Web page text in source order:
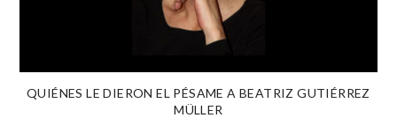
QUIÉNES LE DIERON EL PÉSAME A BEATRIZ GUTIÉRREZ
MÜLLER